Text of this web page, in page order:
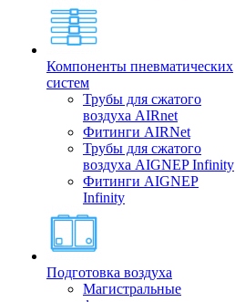
Компоненты пневматических
систем
Трубы для сжатого
воздуха AIRnet
Фитинги AIRNet
Трубы для сжатого
воздуха AIGNEP Infinity
Фитинги AIGNEP
Infinity
Подготовка воздуха
Магистральные